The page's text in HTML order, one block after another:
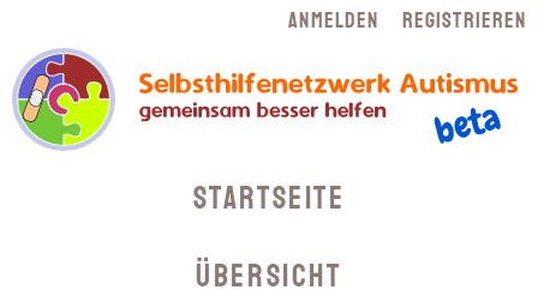
Navigation
Anmelden Registrieren
Startseite
Übersicht